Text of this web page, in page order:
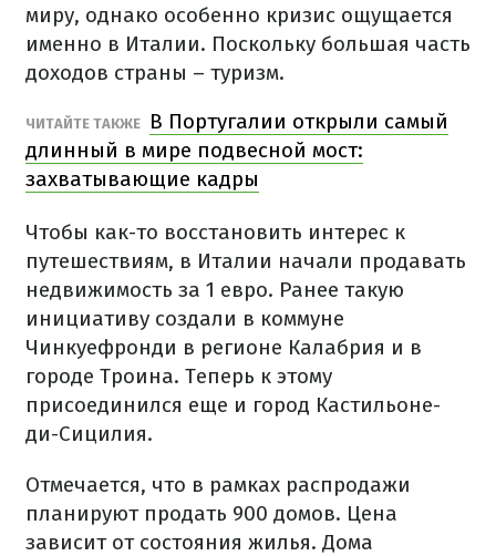
миру, однако особенно кризис ощущается
именно в Италии. Поскольку большая часть
доходов страны – туризм.
ЧИТАЙТЕ ТАКЖЕ
В Португалии открыли самый
длинный в мире подвесной мост:
захватывающие кадры
Чтобы как-то восстановить интерес к
путешествиям, в Италии начали продавать
недвижимость за 1 евро. Ранее такую
инициативу создали в коммуне
Чинкуефронди в регионе Калабрия и в
городе Троина. Теперь к этому
присоединился еще и город Кастильоне-
ди-Сицилия.
Отмечается, что в рамках распродажи
планируют продать 900 домов. Цена
зависит от состояния жилья. Дома